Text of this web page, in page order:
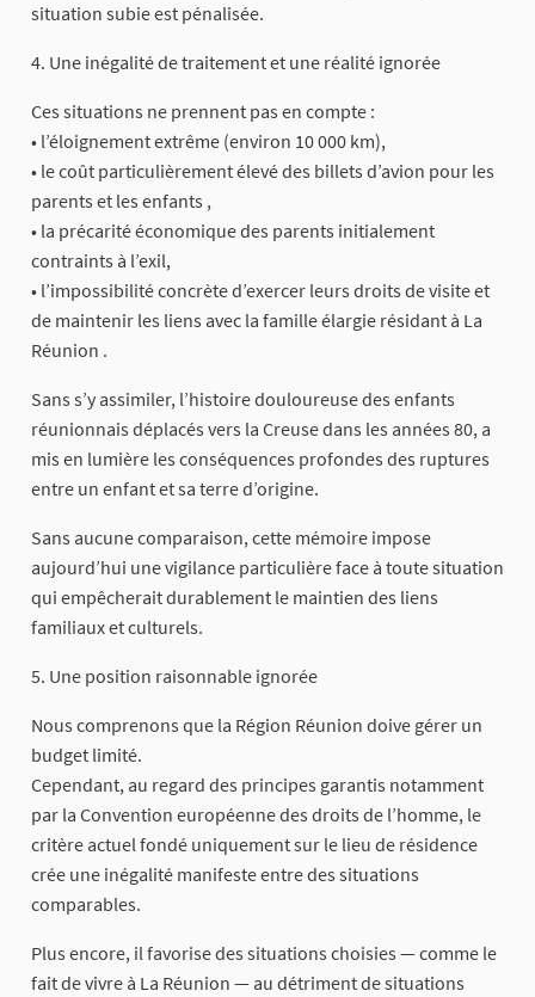
situation subie est pénalisée.
4. Une inégalité de traitement et une réalité ignorée
Ces situations ne prennent pas en compte :
• l’éloignement extrême (environ 10 000 km),
• le coût particulièrement élevé des billets d’avion pour les
parents et les enfants ,
• la précarité économique des parents initialement
contraints à l’exil,
• l’impossibilité concrète d’exercer leurs droits de visite et
de maintenir les liens avec la famille élargie résidant à La
Réunion .
Sans s’y assimiler, l’histoire douloureuse des enfants
réunionnais déplacés vers la Creuse dans les années 80, a
mis en lumière les conséquences profondes des ruptures
entre un enfant et sa terre d’origine.
Sans aucune comparaison, cette mémoire impose
aujourd’hui une vigilance particulière face à toute situation
qui empêcherait durablement le maintien des liens
familiaux et culturels.
5. Une position raisonnable ignorée
Nous comprenons que la Région Réunion doive gérer un
budget limité.
Cependant, au regard des principes garantis notamment
par la Convention européenne des droits de l’homme, le
critère actuel fondé uniquement sur le lieu de résidence
crée une inégalité manifeste entre des situations
comparables.
Plus encore, il favorise des situations choisies — comme le
fait de vivre à La Réunion — au détriment de situations